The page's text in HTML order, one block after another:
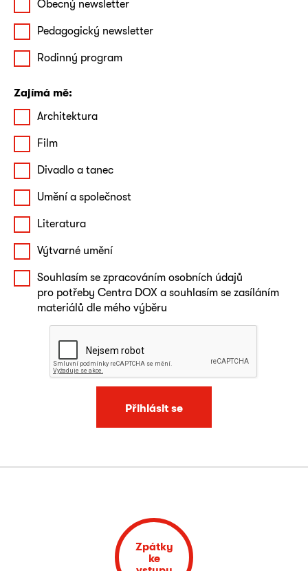
Obecný newsletter
Pedagogický newsletter
Rodinný program
Zajímá mě:
Architektura
Film
Divadlo a tanec
Umění a společnost
Literatura
Výtvarné umění
Souhlasím se zpracováním osobních údajů
pro potřeby Centra DOX a souhlasím se zasíláním
materiálů dle mého výběru
Přihlásit se
Zpátky
ke